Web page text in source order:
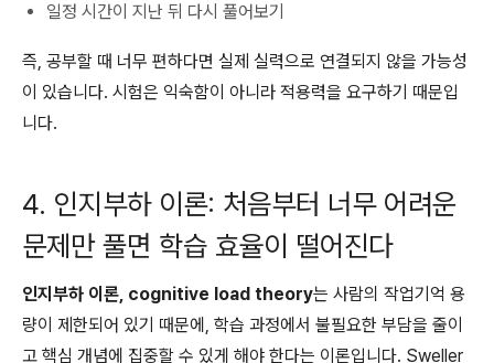
일정 시간이 지난 뒤 다시 풀어보기
즉, 공부할 때 너무 편하다면 실제 실력으로 연결되지 않을 가능성
이 있습니다. 시험은 익숙함이 아니라 적용력을 요구하기 때문입
니다.
4. 인지부하 이론: 처음부터 너무 어려운
문제만 풀면 학습 효율이 떨어진다
인지부하 이론, cognitive load theory는 사람의 작업기억 용
량이 제한되어 있기 때문에, 학습 과정에서 불필요한 부담을 줄이
고 핵심 개념에 집중할 수 있게 해야 한다는 이론입니다. Sweller